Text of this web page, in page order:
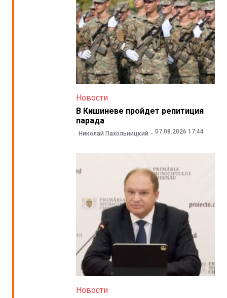
Новости
В Кишиневе пройдет репитиция
парада
Николай Пахольницкий 07.08.2026 17:44
Новости